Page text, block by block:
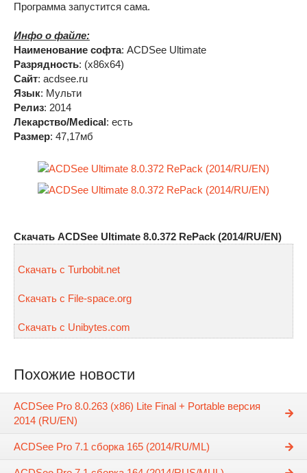
Программа запустится сама.
Инфо о файле:
Наименование софта: ACDSee Ultimate
Разрядность: (x86x64)
Сайт: acdsee.ru
Язык: Мульти
Релиз: 2014
Лекарство/Medical: есть
Размер: 47,17мб
Скачать ACDSee Ultimate 8.0.372 RePack (2014/RU/EN)
Скачать с Turbobit.net
Скачать с File-space.org
Скачать с Unibytes.com
Похожие новости
ACDSee Pro 8.0.263 (x86) Lite Final + Portable версия
2014 (RU/EN)
ACDSee Pro 7.1 сборка 165 (2014/RU/ML)